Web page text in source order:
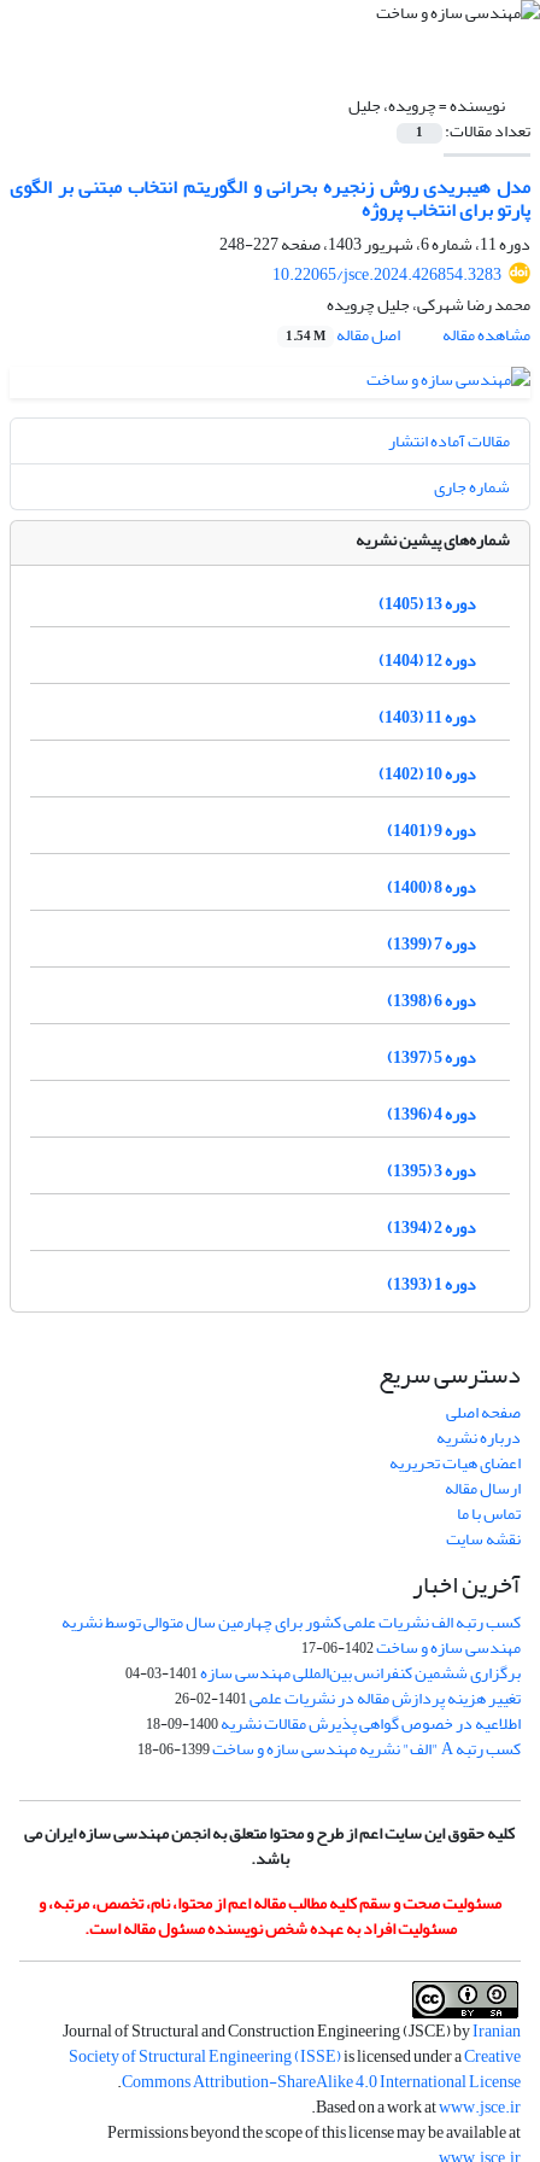
نویسنده =چرویده، جلیل
تعداد مقالات: 1
مدل هیبریدی روش زنجیره بحرانی و الگوریتم انتخاب مبتنی ‌بر الگوی
پارتو برای انتخاب پروژه
دوره 11، شماره 6، شهریور 1403، صفحه
227-248
10.22065/jsce.2024.426854.3283
محمد رضا شهرکی، جلیل چرویده
مشاهده مقاله
اصل مقاله 1.54 M
مقالات آماده انتشار
شماره جاری
شماره‌های پیشین نشریه
دوره 13 (1405)
دوره 12 (1404)
دوره 11 (1403)
دوره 10 (1402)
دوره 9 (1401)
دوره 8 (1400)
دوره 7 (1399)
دوره 6 (1398)
دوره 5 (1397)
دوره 4 (1396)
دوره 3 (1395)
دوره 2 (1394)
دوره 1 (1393)
دسترسی سریع
صفحه اصلی
درباره نشریه
اعضای هیات تحریریه
ارسال مقاله
تماس با ما
نقشه سایت
آخرین اخبار
کسب رتبه الف نشریات علمی کشور برای چهارمین سال متوالی توسط نشریه
مهندسی سازه و ساخت1402-06-17
برگزاری ششمین کنفرانس بین‌المللی مهندسی سازه1401-03-04
تغییر هزینه پردازش مقاله در نشریات علمی1401-02-26
اطلاعیه در خصوص گواهی پذیرش مقالات نشریه1400-09-18
کسب رتبه A "الف" نشریه مهندسی سازه و ساخت 1399-06-18
کلیه حقوق این سایت اعم از طرح و محتوا متعلق به انجمن مهندسی سازه ایران می
باشد.
مسئولیت صحت و سقم کلیه مطالب مقاله اعم از محتوا، نام، تخصص، مرتبه، و
مسئولیت افراد به عهده شخص نویسنده مسئول مقاله است.
Journal of Structural and Construction Engineering (JSCE) byIranian
Society of Structural Engineering (ISSE)is licensed under aCreative
Commons Attribution-ShareAlike 4.0 International License
.
Based on a work atwww.jsce.ir
.
Permissions beyond the scope of this license may be available at